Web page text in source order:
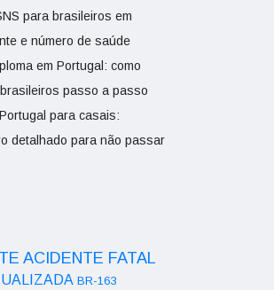
para brasileiros em
e número de saúde
em Portugal: como
passo a passo
para casais:
detalhado para não passar
ACIDENTE FATAL
BR-163